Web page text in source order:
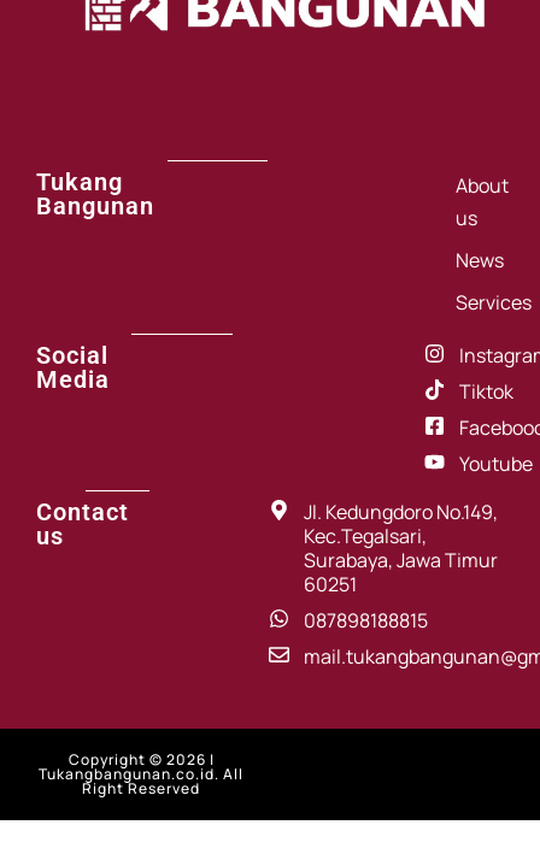
Tukang
Bangunan
About
us
News
Services
Social
Media
Tiktok
Youtube
Contact
us
Jl. Kedungdoro No.149,
Kec.Tegalsari,
Surabaya, Jawa Timur
60251
087898188815
Copyright © 2026 |
Tukangbangunan.co.id. All
Right Reserved